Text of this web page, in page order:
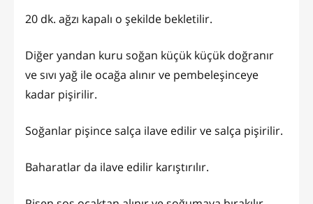
20 dk. ağzı kapalı o şekilde bekletilir.
Diğer yandan kuru soğan küçük küçük doğranır
ve sıvı yağ ile ocağa alınır ve pembeleşinceye
kadar pişirilir.
Soğanlar pişince salça ilave edilir ve salça pişirilir.
Baharatlar da ilave edilir karıştırılır.